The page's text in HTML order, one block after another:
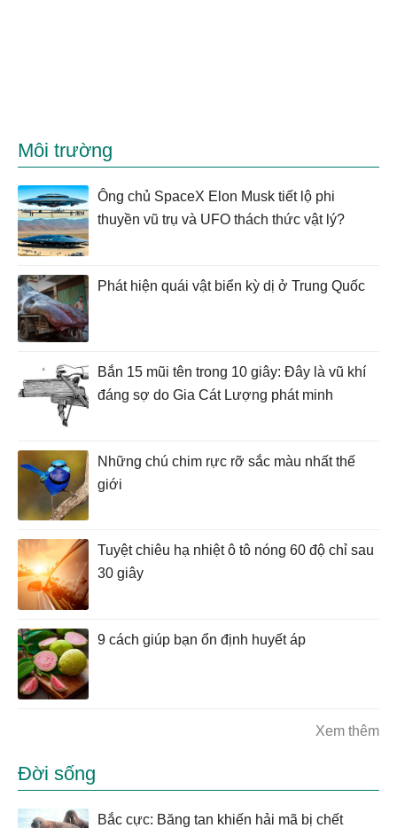
Môi trường
Ông chủ SpaceX Elon Musk tiết lộ phi
thuyền vũ trụ và UFO thách thức vật lý?
Phát hiện quái vật biển kỳ dị ở Trung Quốc
Bắn 15 mũi tên trong 10 giây: Đây là vũ khí
đáng sợ do Gia Cát Lượng phát minh
Những chú chim rực rỡ sắc màu nhất thế
giới
Tuyệt chiêu hạ nhiệt ô tô nóng 60 độ chỉ sau
30 giây
9 cách giúp bạn ổn định huyết áp
Xem thêm
Đời sống
Bắc cực: Băng tan khiến hải mã bị chết